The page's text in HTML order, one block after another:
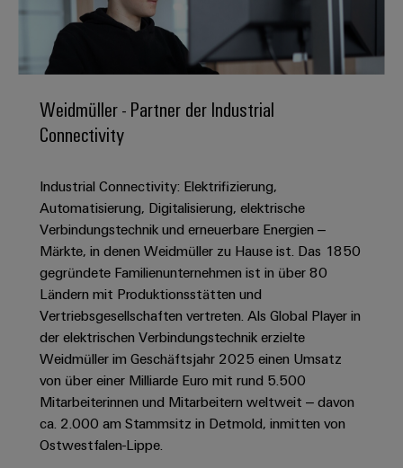
erlebbar
und
Produkte
für
effizient,
zuverlässig,
skalierbar
Energiespeicher
Lösungen
und
Produkte
Energiespeichersysteme
(ESS)
Energieübertragung
und
-
Anschlusstechnologie
u-
OS
Computing
Industrial
5G
Single
Pair
Ethernet
Schaltschrank-
und
Feldebene
Leiterplattenklemmen
Gehäusesysteme
und
komponenten
und
-
komponenten
Anschlussleitungen,
Patchkabel
und
Kabel
SPS
Systemverkabelung
&
Migrationslösungen
Beratung
und
digitale
Planung
easyConnect
-
Ihre
Industrial
Service
Platform
Connectivity
Consulting
Vertrieb uns
Promotionfahrzeug
Distribution
für
unsere
Partner
Vertrieb
Großhandelssuche
News
Messen
Newsletter
Weidmüller
Fakten
Unser
Nachhaltigkeit
Weidmüller
Academy
People
&
Culture
Compliance
Weidmüller
Welt
Stellen
Berufserfahrene
Für
Werkstudententätigkeiten
Praktika
Abschlussarbeiten
Neuanfang
für
Studienabbrecher
Offene
Stellen
für
Weidmüller - Partner der Industrial
Connectivity
Industrial Connectivity: Elektrifizierung,
Automatisierung, Digitalisierung, elektrische
Verbindungstechnik und erneuerbare Energien –
Märkte, in denen Weidmüller zu Hause ist. Das 1850
gegründete Familienunternehmen ist in über 80
Ländern mit Produktionsstätten und
Vertriebsgesellschaften vertreten. Als Global Player in
der elektrischen Verbindungstechnik erzielte
Weidmüller im Geschäftsjahr 2025 einen Umsatz
von über einer Milliarde Euro mit rund 5.500
Mitarbeiterinnen und Mitarbeitern weltweit – davon
ca. 2.000 am Stammsitz in Detmold, inmitten von
Ostwestfalen-Lippe.